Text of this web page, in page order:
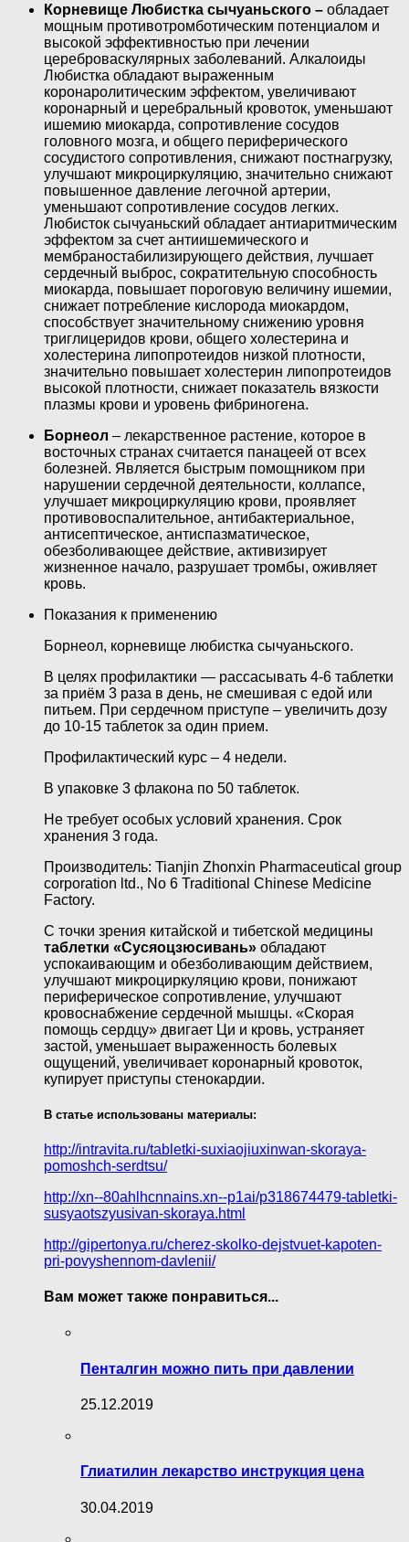
Корневище Любистка сычуаньского – обладает
мощным противотромботическим потенциалом и
высокой эффективностью при лечении
цереброваскулярных заболеваний. Алкалоиды
Любистка обладают выраженным
коронаролитическим эффектом, увеличивают
коронарный и церебральный кровоток, уменьшают
ишемию миокарда, сопротивление сосудов
головного мозга, и общего периферического
сосудистого сопротивления, снижают постнагрузку,
улучшают микроциркуляцию, значительно снижают
повышенное давление легочной артерии,
уменьшают сопротивление сосудов легких.
Любисток сычуаньский обладает антиаритмическим
эффектом за счет антиишемического и
мембраностабилизирующего действия, лучшает
сердечный выброс, сократительную способность
миокарда, повышает пороговую величину ишемии,
снижает потребление кислорода миокардом,
способствует значительному снижению уровня
триглицеридов крови, общего холестерина и
холестерина липопротеидов низкой плотности,
значительно повышает холестерин липопротеидов
высокой плотности, снижает показатель вязкости
плазмы крови и уровень фибриногена.
Борнеол – лекарственное растение, которое в
восточных странах считается панацеей от всех
болезней. Является быстрым помощником при
нарушении сердечной деятельности, коллапсе,
улучшает микроциркуляцию крови, проявляет
противовоспалительное, антибактериальное,
антисептическое, антиспазматическое,
обезболивающее действие, активизирует
жизненное начало, разрушает тромбы, оживляет
кровь.
Показания к применению
Борнеол, корневище любистка сычуаньского.
В целях профилактики — рассасывать 4-6 таблетки
за приём 3 раза в день, не смешивая с едой или
питьем. При сердечном приступе – увеличить дозу
до 10-15 таблеток за один прием.
Профилактический курс – 4 недели.
В упаковке 3 флакона по 50 таблеток.
Не требует особых условий хранения. Срок
хранения 3 года.
Производитель: Tianjin Zhonxin Pharmaceutical group
corporation ltd., No 6 Traditional Chinese Medicine
Factory.
С точки зрения китайской и тибетской медицины
таблетки «Сусяоцзюсивань» обладают
успокаивающим и обезболивающим действием,
улучшают микроциркуляцию крови, понижают
периферическое сопротивление, улучшают
кровоснабжение сердечной мышцы. «Скорая
помощь сердцу» двигает Ци и кровь, устраняет
застой, уменьшает выраженность болевых
ощущений, увеличивает коронарный кровоток,
купирует приступы стенокардии.
В статье использованы материалы:
http://intravita.ru/tabletki-suxiaojiuxinwan-skoraya-
pomoshch-serdtsu/
http://xn--80ahlhcnnains.xn--p1ai/p318674479-tabletki-
susyaotszyusivan-skoraya.html
http://gipertonya.ru/cherez-skolko-dejstvuet-kapoten-
pri-povyshennom-davlenii/
Вам может также понравиться...
Пенталгин можно пить при давлении
25.12.2019
Глиатилин лекарство инструкция цена
30.04.2019